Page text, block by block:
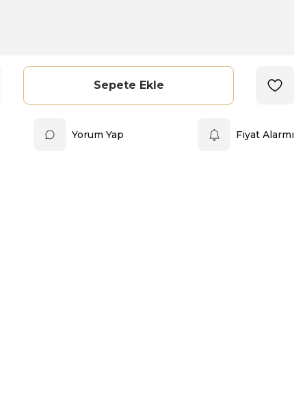
Sepete Ekle
Yorum Yap Fiyat Alarmı